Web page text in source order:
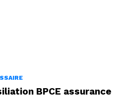
BPCE assurance